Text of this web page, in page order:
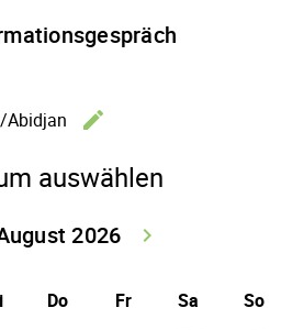
Abidjan
edit
auswählen
2026
keyboard_arrow_right
Do Fr Sa So